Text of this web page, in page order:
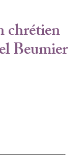
chrétien
Beumier